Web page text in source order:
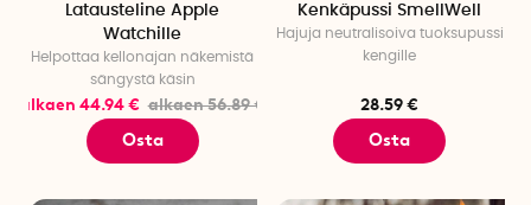
Latausteline Apple
Watchille
Helpottaa kellonajan näkemistä
sängystä käsin
alkaen 44.94 € alkaen 56.89 €
Osta
Kenkäpussi SmellWell
Hajuja neutralisoiva tuoksupussi
kengille
28.59 €
Osta